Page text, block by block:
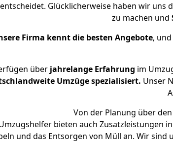
Glücklicherweise haben wir uns
zu machen und
Firma kennt die besten Angebote,
über jahrelange Erfahrung im
Umzüge spezialisiert. Unser
Von der Planung über
bieten auch Zusatzleistungen
und das Entsorgen von Müll an. Wir